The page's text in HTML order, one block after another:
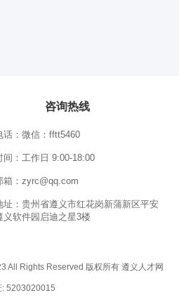
咨询热线
话：微信：fftt5460
间：工作日 9:00-18:00
箱：zyrc@qq.com
址：贵州省遵义市红花岗新蒲新区平安
义软件园启迪之星3楼
All Rights Reserved 版权所有 遵义人才网
: 5203020015